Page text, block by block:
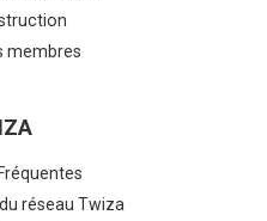
membres
réseau Twiza